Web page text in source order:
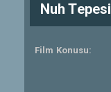
Nuh Tepesi
Film Konusu: